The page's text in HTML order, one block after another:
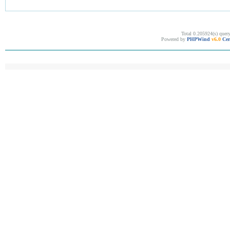
Total 0.205924(s)
Powered by PHPWind v6.0